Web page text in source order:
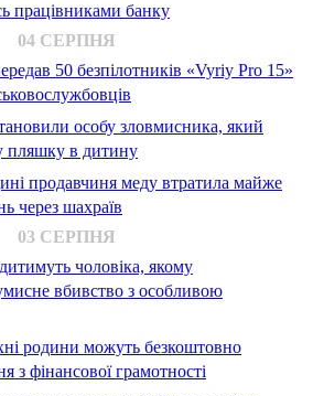
працівниками банку
04 СЕРПНЯ
50 безпілотників «Vyriy Pro 15»
особу зловмисника, який
пляшку в дитину
продавчиня меду втратила майже
через шахраїв
03 СЕРПНЯ
чоловіка, якому
вбивство з особливою
родини можуть безкоштовно
з фінансової грамотності